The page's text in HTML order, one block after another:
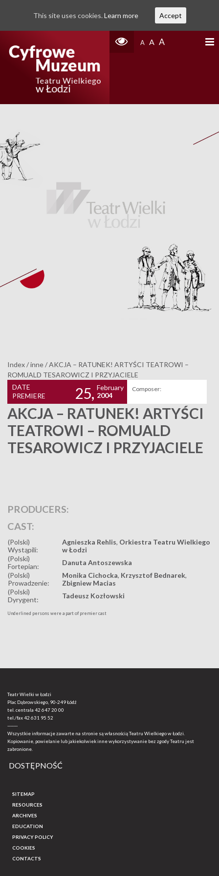
A A A
Index/inne/AKCJA – RATUNEK! ARTYŚCI TEATROWI –
ROMUALD TESAROWICZ I PRZYJACIELE
DATE
PREMIERE
25, February
2004
Composer:
AKCJA – RATUNEK! ARTYŚCI
TEATROWI – ROMUALD
TESAROWICZ I PRZYJACIELE
PRODUCERS:
CAST:
(Polski)
Wystąpili:
Agnieszka Rehlis, Orkiestra Teatru Wielkiego
w Łodzi
(Polski)
Fortepian:
Danuta Antoszewska
(Polski)
Prowadzenie:
Monika Cichocka, Krzysztof Bednarek,
Zbigniew Macias
(Polski)
Dyrygent:
Tadeusz Kozłowski
Underlined persons were a part of premier cast
Teatr Wielki w Łodzi
Plac Dąbrowskiego, 90-249 Łódź
tel. centrala 42 647 20 00
tel./fax42 631 95 52
-------
Wszystkie informacje zawarte na stronie są własnością Teatru Wielkiego w Łodzi.
Kopiowanie, powielanie lub jakiekolwiek inne wykorzystywanie bez zgody Teatru jest
zabronione.
DOSTĘPNOŚĆ
SITEMAP
RESOURCES
ARCHIVES
EDUCATION
PRIVACY POLICY
COOKIES
CONTACTS
This site uses cookies. Learn more Accept